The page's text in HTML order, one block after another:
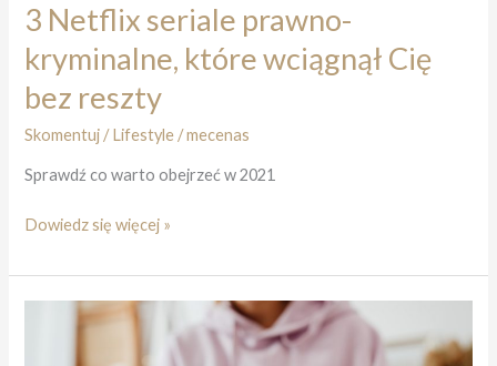
Pomocy
Osobom
Pokrzywdzonym
Przestępstwem
3 Netflix seriale prawno-
kryminalne, które wciągnął Cię
bez reszty
Skomentuj /Lifestyle /mecenas
Sprawdź co warto obejrzeć w 2021
3
seriale
prawno-
kryminalne,
Dowiedz się więcej »